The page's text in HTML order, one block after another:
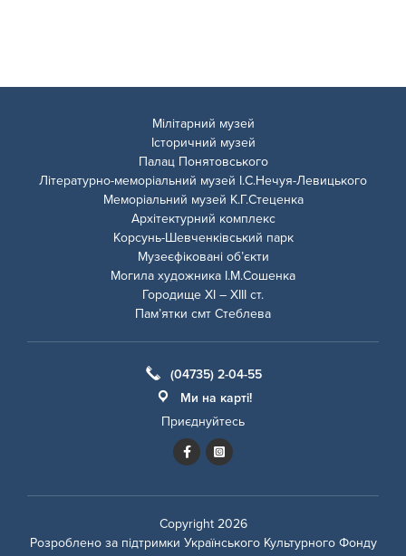
Мілітарний музей
Історичний музей
Палац Понятовського
Літературно-меморіальний музей І.С.Нечуя-Левицького
Меморіальний музей К.Г.Стеценка
Архітектурний комплекс
Корсунь-Шевченківський парк
Музеєфіковані об’єкти
Могила художника І.М.Сошенка
Городище ХІ – ХІІІ ст.
Пам’ятки смт Стеблева
(04735) 2-04-55
Ми на карті!
Приєднуйтесь
Copyright 2026
Розроблено за підтримки Українського Культурного Фонду